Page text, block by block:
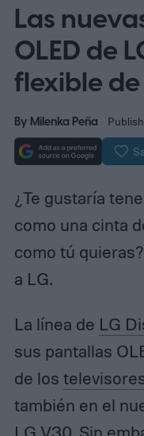
Las
OLED de
flexible
By Milenka Peña
¿Te gustaría
como una cinta
como tú
a LG.
La línea de LG
sus pantallas
de los
también en el